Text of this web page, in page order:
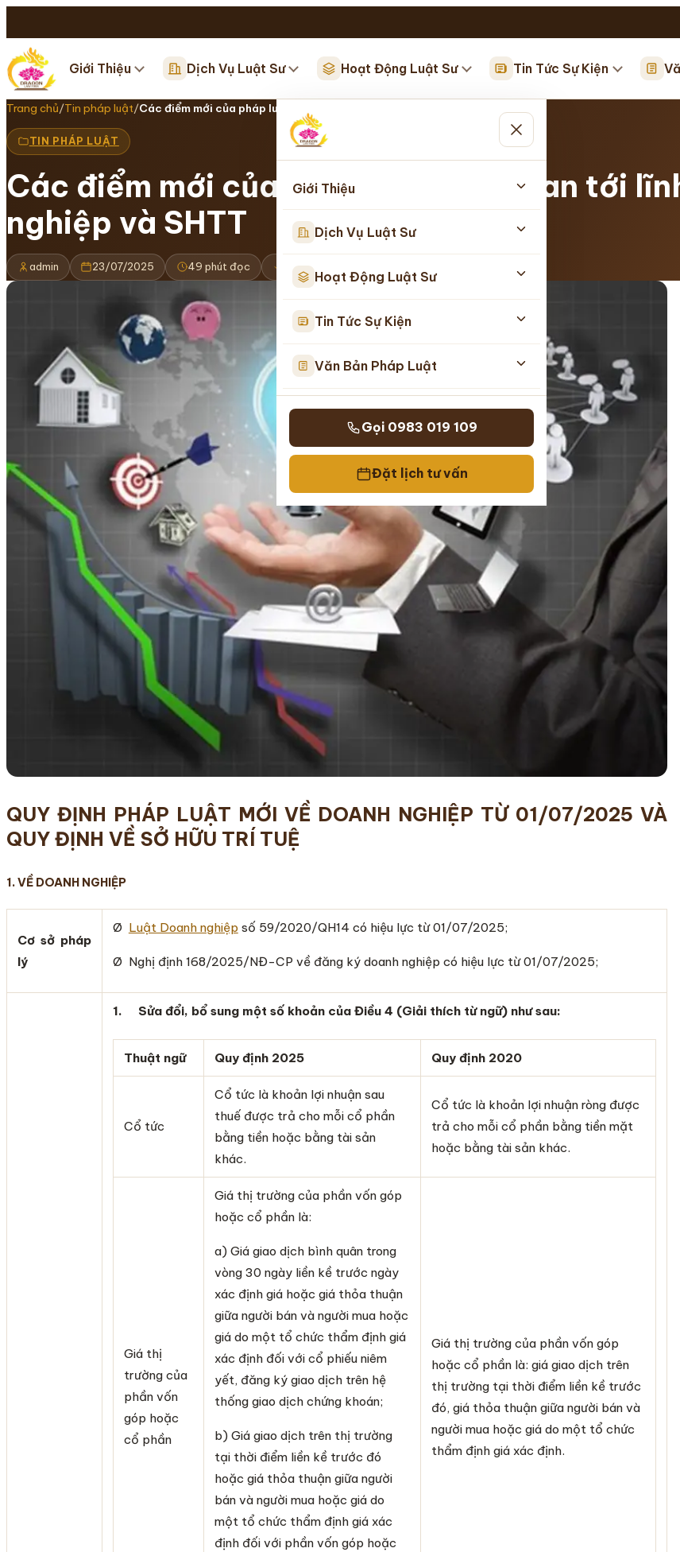
Giới Thiệu Dịch Vụ Luật Sư Hoạt Động Luật Sư Tin Tức Sự Kiện
Giới Thiệu
Dịch Vụ Luật Sư
Hoạt Động Luật Sư
Tin Tức Sự Kiện
Văn Bản Pháp Luật
Gọi 0983 019 109
Đặt lịch tư vấn
Trang chủ/Tin pháp luật/Các điểm mới của pháp luật liên quan tới…
TIN PHÁP LUẬT
Các điểm mới của pháp luật liên quan tới
nghiệp và SHTT
admin 23/07/2025 49 phút đọc Cập nhật 16/05/2026
QUY ĐỊNH PHÁP LUẬT MỚI VỀ DOANH NGHIỆP TỪ 01/07/2025VÀ
QUY ĐỊNH VỀ SỞ HỮU TRÍ TUỆ
1. VỀ DOANH NGHIỆP
Cơ sở pháp
lý
Ø Luật Doanh nghiệp số 59/2020/QH14 có hiệu lực từ 01/07/2025;
Ø Nghị định 168/2025/NĐ-CP về đăng ký doanh nghiệp có hiệu lực từ 01/07/2025;
1. Sửa đổi, bổ sung một số khoản của Điều 4 (Giải thích từ ngữ) như sau:
Thuật ngữ Quy định 2025 Quy định 2020
Cổ tức
Cổ tức là khoản lợi nhuận sau
thuế được trả cho mỗi cổ phần
bằng tiền hoặc bằng tài sản
khác.
Cổ tức là khoản lợi nhuận ròng được
trả cho mỗi cổ phần bằng tiền mặt
hoặc bằng tài sản khác.
Giá thị
trường của
phần vốn
góp hoặc
cổ phần
Giá thị trường của phần vốn góp
hoặc cổ phần là:
a) Giá giao dịch bình quân trong
vòng 30 ngày liền kề trước ngày
xác định giá hoặc giá thỏa thuận
giữa người bán và người mua hoặc
giá do một tổ chức thẩm định giá
xác định đối với cổ phiếu niêm
yết, đăng ký giao dịch trên hệ
thống giao dịch chứng khoán;
b) Giá giao dịch trên thị trường
tại thời điểm liền kề trước đó
hoặc giá thỏa thuận giữa người
bán và người mua hoặc giá do
một tổ chức thẩm định giá xác
định đối với phần vốn góp hoặc
Giá thị trường của phần vốn góp
hoặc cổ phần là: giá giao dịch trên
thị trường tại thời điểm liền kề trước
đó, giá thỏa thuận giữa người bán và
người mua hoặc giá do một tổ chức
thẩm định giá xác định.